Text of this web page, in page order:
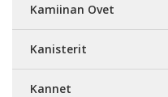
Kamiinan Ovet
Kanisterit
Kannet